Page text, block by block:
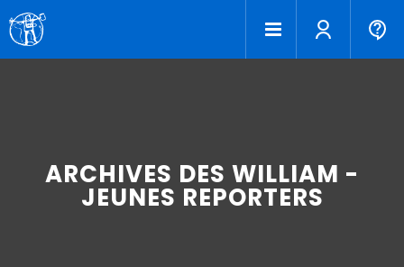
ARCHIVES DES WILLIAM -
JEUNES REPORTERS